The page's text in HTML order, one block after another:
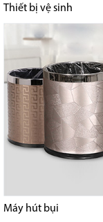
Thiết bị vệ sinh
Máy hút bụi